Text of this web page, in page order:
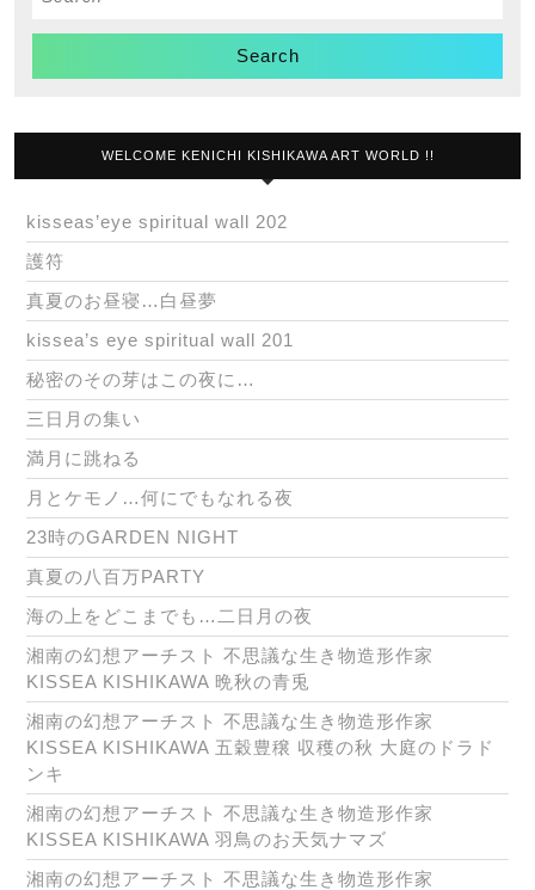
WELCOME KENICHI KISHIKAWA ART WORLD !!
kisseas’eye spiritual wall 202
護符
真夏のお昼寝…白昼夢
kissea’s eye spiritual wall 201
秘密のその芽はこの夜に…
三日月の集い
満月に跳ねる
月とケモノ…何にでもなれる夜
23時のGARDEN NIGHT
真夏の八百万PARTY
海の上をどこまでも…二日月の夜
湘南の幻想アーチスト 不思議な生き物造形作家
KISSEA KISHIKAWA 晩秋の青兎
湘南の幻想アーチスト 不思議な生き物造形作家
KISSEA KISHIKAWA 五穀豊穣 収穫の秋 大庭のドラド
ンキ
湘南の幻想アーチスト 不思議な生き物造形作家
KISSEA KISHIKAWA 羽鳥のお天気ナマズ
湘南の幻想アーチスト 不思議な生き物造形作家